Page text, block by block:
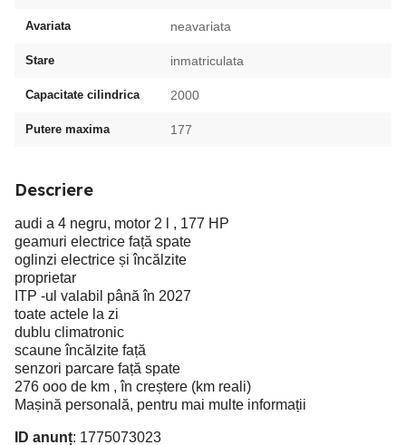
Avariata neavariata
Stare inmatriculata
Capacitate cilindrica 2000
Putere maxima 177
Descriere
audi a 4 negru, motor 2 l , 177 HP
geamuri electrice față spate
oglinzi electrice și încălzite
proprietar
ITP -ul valabil până în 2027
toate actele la zi
dublu climatronic
scaune încălzite față
senzori parcare față spate
276 ooo de km , în creștere (km reali)
Mașină personală, pentru mai multe informații
ID anunț: 1775073023